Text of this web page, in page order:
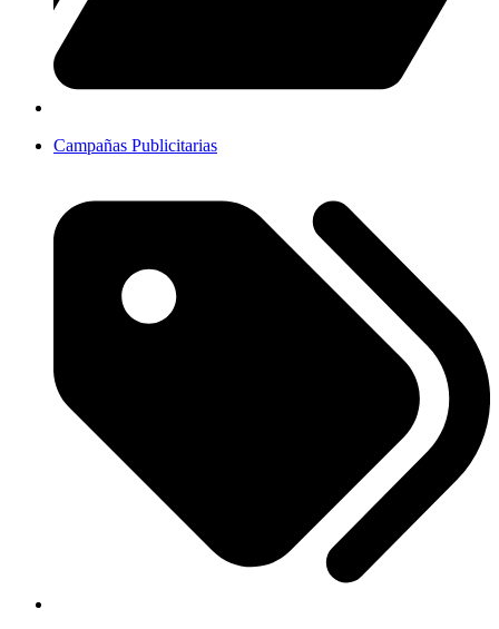
Campañas Publicitarias